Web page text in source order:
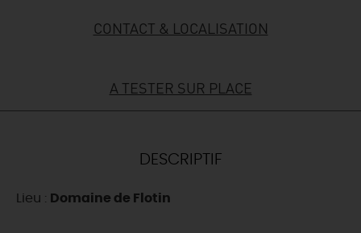
DEMAIN
CE WEEK-END
CETTE SEMAINE
CONTACT & LOCALISATION
A TESTER SUR PLACE
DESCRIPTIF
Lieu : Domaine de Flotin